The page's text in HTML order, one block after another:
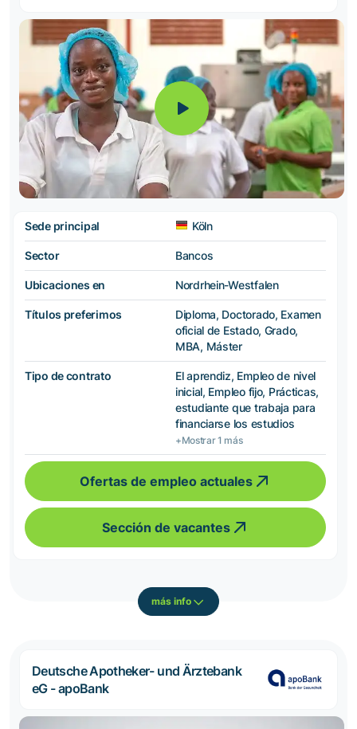
Sede principal Köln
Sector Bancos
Ubicaciones en Nordrhein-Westfalen
Títulos preferimos
Diploma, Doctorado, Examen
oficial de Estado, Grado,
MBA, Máster
Tipo de contrato
El aprendiz, Empleo de nivel
inicial, Empleo fijo, Prácticas,
estudiante que trabaja para
financiarse los estudios
+Mostrar 1 más
Ofertas de empleo actuales
Sección de vacantes
más info
Deutsche Apotheker- und Ärztebank
eG - apoBank